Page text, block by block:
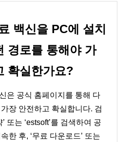
백신을 PC에 설치
경로를 통해야 가
확실한가요?
은 공식 홈페이지를 통해 다
장 안전하고 확실합니다. 검
또는 ‘estsoft’를 검색하여 공
한 후, ‘무료 다운로드’ 또는